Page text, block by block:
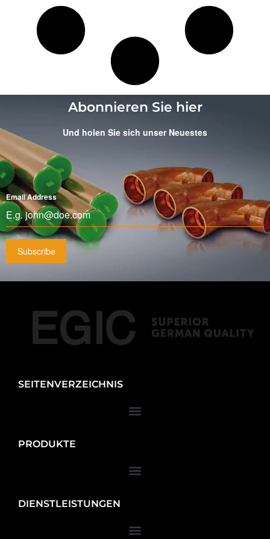
Abonnieren Sie hier
Und holen Sie sich unser Neuestes
Email Address*
Subscribe
SEITENVERZEICHNIS
PRODUKTE
DIENSTLEISTUNGEN